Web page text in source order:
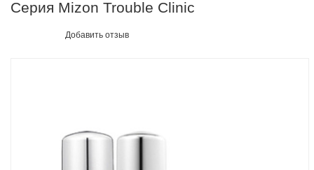
Серия Mizon Trouble Clinic
Добавить отзыв